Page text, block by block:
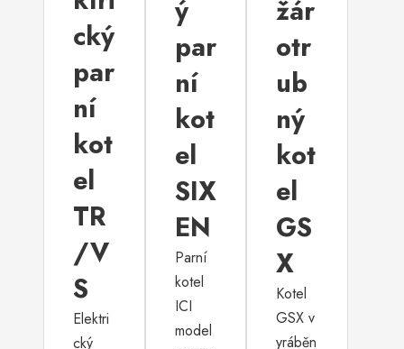
cký
par
ní
kot
el
TR
/V
S
Elektri
cký
ý
par
ní
kot
el
SIX
EN
Parní
kotel
ICI
model
žár
otr
ub
ný
kot
el
GS
X
Kotel
GSX v
yráběn